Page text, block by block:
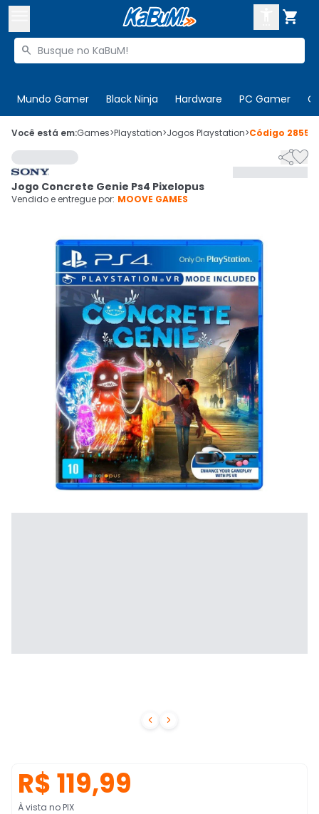

Buscar produtos

Mundo Gamer Black Ninja Hardware PC Gamer
 Olá. Acesse sua conta
 Departamentos
Cupons
Ativar tradutor em libras
CADASTRE-SE
Você está em:Games>Playstation>Jogos Playstation>Código
 

Jogo Concrete Genie Ps4 Pixelopus
Vendido e entregue por: MOOVE GAMES
R$ 119,99
À vista no PIX